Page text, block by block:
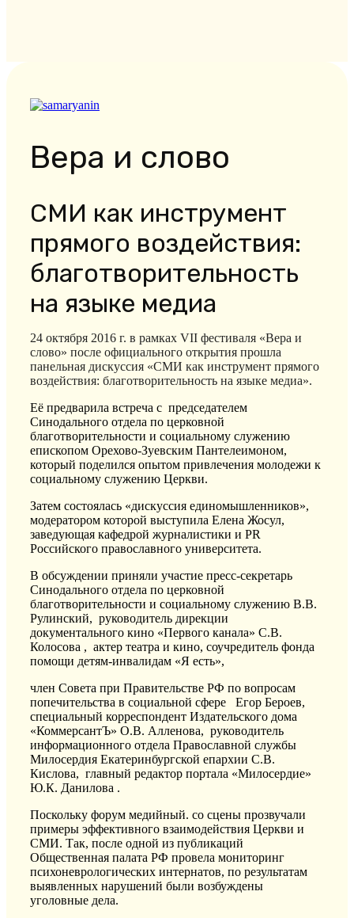
Вера и слово
СМИ как инструмент
прямого воздействия:
благотворительность
на языке медиа
24 октября 2016 г. в рамках VII фестиваля «Вера и
слово» после официального открытия прошла
панельная дискуссия «СМИ как инструмент прямого
воздействия: благотворительность на языке медиа».
Её предварила встреча с председателем
Синодального отдела по церковной
благотворительности и социальному служению
епископом Орехово-Зуевским Пантелеимоном,
который поделился опытом привлечения молодежи к
социальному служению Церкви.
Затем состоялась «дискуссия единомышленников»,
модератором которой выступила Елена Жосул,
заведующая кафедрой журналистики и PR
Российского православного университета.
В обсуждении приняли участие пресс-секретарь
Синодального отдела по церковной
благотворительности и социальному служению В.В.
Рулинский, руководитель дирекции
документального кино «Первого канала» С.В.
Колосова , актер театра и кино, соучредитель фонда
помощи детям-инвалидам «Я есть»,
член Совета при Правительстве РФ по вопросам
попечительства в социальной сфере Егор Бероев,
специальный корреспондент Издательского дома
«КоммерсантЪ» О.В. Алленова, руководитель
информационного отдела Православной службы
Милосердия Екатеринбургской епархии С.В.
Кислова, главный редактор портала «Милосердие»
Ю.К. Данилова .
Поскольку форум медийный. со сцены прозвучали
примеры эффективного взаимодействия Церкви и
СМИ. Так, после одной из публикаций
Общественная палата РФ провела мониторинг
психоневрологических интернатов, по результатам
выявленных нарушений были возбуждены
уголовные дела.